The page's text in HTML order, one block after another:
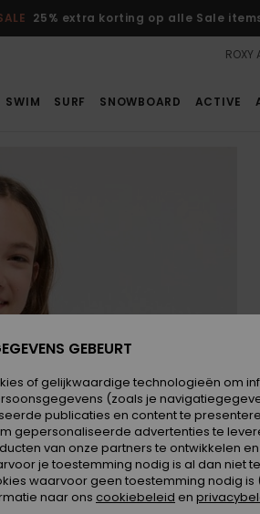
25% extra korting op alle Sale
ROXY
SWIM SURF SNOWBOARD ACTIVE
GEBEURT
of gelijkwaardige technologieën om
(zoals je
publicaties en content te
gepersonaliseerde advertenties te
van onze partners te ontwikkelen
je toestemming nodig is al dan niet
waarvoor geen toestemming nodig
naar ons cookiebeleid en